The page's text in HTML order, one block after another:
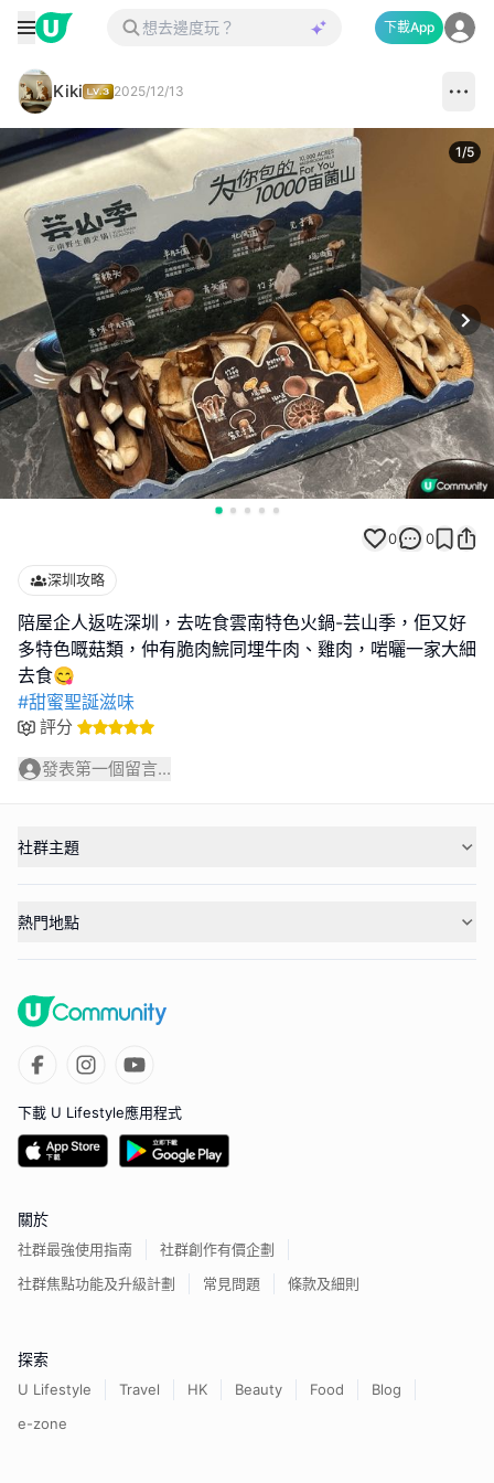
下載App
Kiki 2025/12/13
1/5
0 0
深圳攻略
陪屋企人返咗深圳，去咗食雲南特色火鍋-芸山季，佢又好
多特色嘅菇類，仲有脆肉鯇同埋牛肉、雞肉，啱曬一家大細
#甜蜜聖誕滋味
評分
發表第一個留言...
社群主題
熱門地點
下載 U Lifestyle應用程式
關於
社群最強使用指南
社群創作有價企劃
社群焦點功能及升級計劃
常見問題 條款及細則
探索
U Lifestyle Travel HK Beauty Food
Blog
e-zone